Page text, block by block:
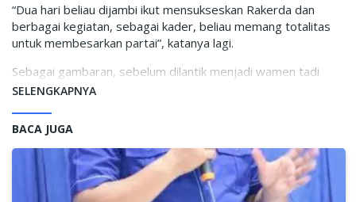
“Dua hari beliau dijambi ikut mensukseskan Rakerda dan
berbagai kegiatan, sebagai kader, beliau memang totalitas
untuk membesarkan partai”, katanya lagi.
Sebagai gambaran, sebelum dilantik menjadi wamen tadi
siang. Mantan wakil kepala badan Halal itu juga politisi partai
“Semoga bang Feri amanah dan bisa membawa kemajuan
bagi indonesia dibidang ketenagakerjaan, salah satu putra
Jambi terbaik yang saat ini berkiprah dipemerintahan
presiden Prabowo”, jelasnya lagi. (***)
SELENGKAPNYA
BACA JUGA